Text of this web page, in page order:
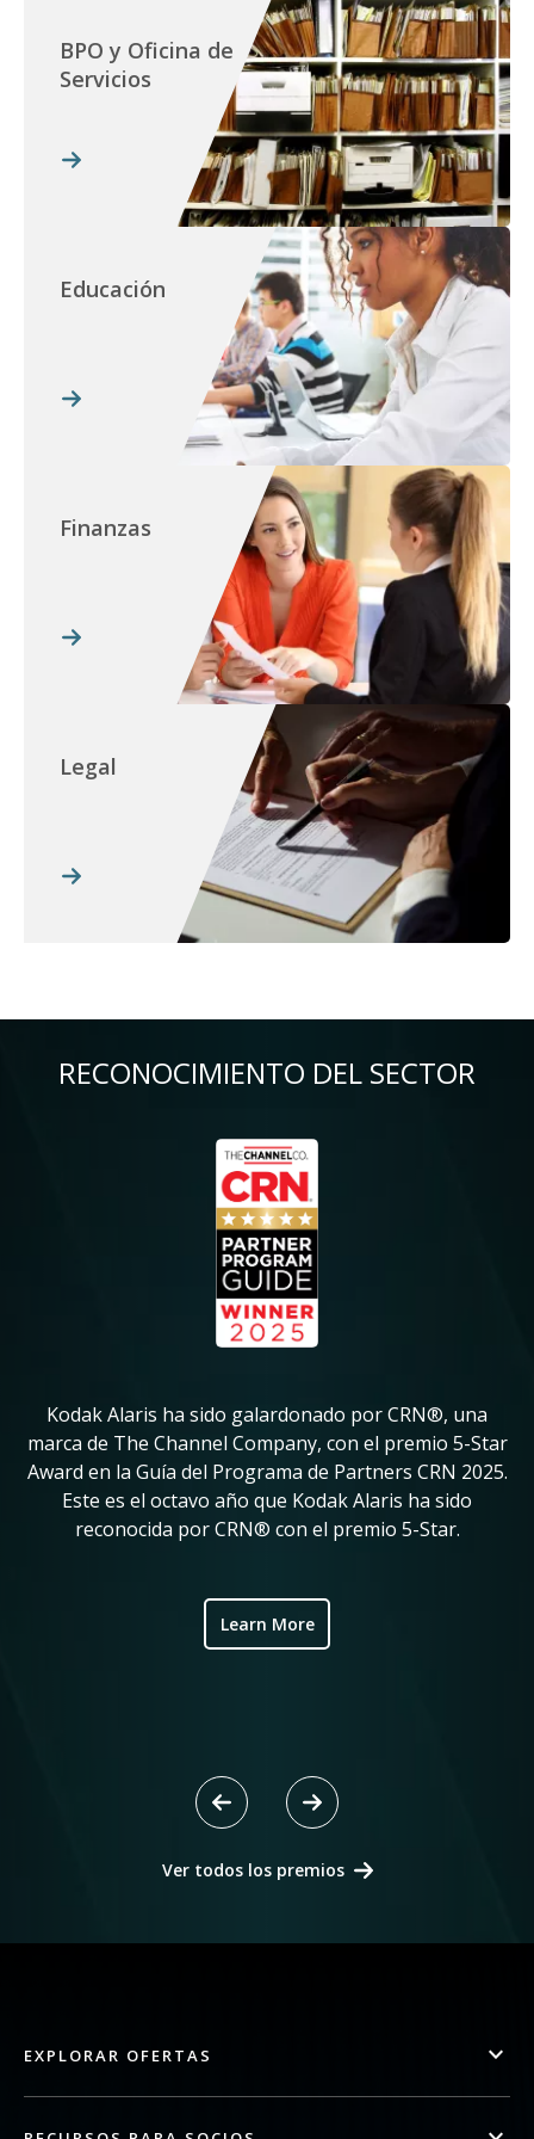
BPO y Oficina de
Servicios
Educación
Finanzas
Legal
RECONOCIMIENTO DEL SECTOR
Kodak Alaris ha sido galardonado por CRN®, una
marca de The Channel Company, con el premio 5-Star
Award en la Guía del Programa de Partners CRN 2025.
Este es el octavo año que Kodak Alaris ha sido
reconocida por CRN® con el premio 5-Star.
Learn More
Ver todos los premios
EXPLORAR OFERTAS